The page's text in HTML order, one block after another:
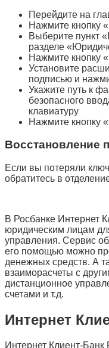
Перейдите на
Нажмите кнопку
Выберите пункт
разделе
Нажмите кнопку
Установите
подписью и
Укажите путь к
безопасного
клавиатуру
Нажмите кнопку
Восстановление
Если вы потеряли
обратитесь в
В Росбанке Интернет
юридическим лицам
управления. Сервис
его помощью можно
денежных средств. А
взаиморасчеты с
дистанционное
счетами и т.д.
Интернет
Интернет Клиент-Банк